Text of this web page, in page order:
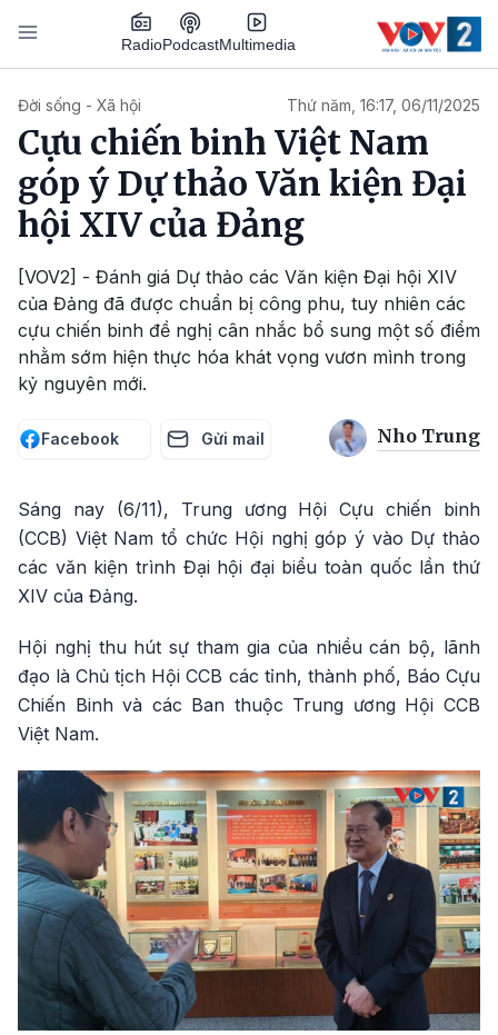
Nhảy đến nội dung
RadioPodcastMultimedia
Đời sống - Xã hội Thứ năm, 16:17, 06/11/2025
Cựu chiến binh Việt Nam
góp ý Dự thảo Văn kiện Đại
hội XIV của Đảng
[VOV2] - Đánh giá Dự thảo các Văn kiện Đại hội XIV
của Đảng đã được chuẩn bị công phu, tuy nhiên các
cựu chiến binh đề nghị cân nhắc bổ sung một số điểm
nhằm sớm hiện thực hóa khát vọng vươn mình trong
kỷ nguyên mới.
Facebook Gửi mail Nho Trung
Sáng nay (6/11), Trung ương Hội Cựu chiến binh
(CCB) Việt Nam tổ chức Hội nghị góp ý vào Dự thảo
các văn kiện trình Đại hội đại biểu toàn quốc lần thứ
XIV của Đảng.
Hội nghị thu hút sự tham gia của nhiều cán bộ, lãnh
đạo là Chủ tịch Hội CCB các tỉnh, thành phố, Báo Cựu
Chiến Binh và các Ban thuộc Trung ương Hội CCB
Việt Nam.